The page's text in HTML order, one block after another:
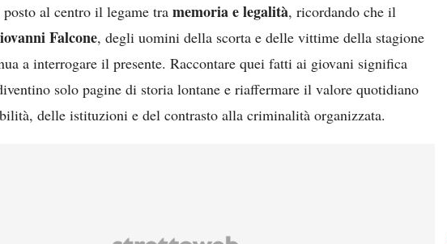
al centro il legame tra memoria e legalità, ricordando che il
Falcone, degli uomini della scorta e delle vittime della stagione
a interrogare il presente. Raccontare quei fatti ai giovani significa
solo pagine di storia lontane e riaffermare il valore quotidiano
delle istituzioni e del contrasto alla criminalità organizzata.